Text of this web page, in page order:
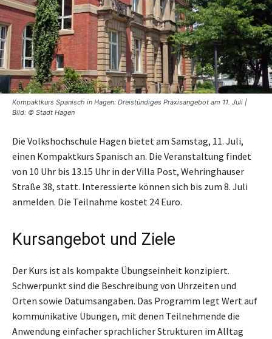
Kompaktkurs Spanisch in Hagen: Dreistündiges Praxisangebot am 11. Juli |
Bild: © Stadt Hagen
Die Volkshochschule Hagen bietet am Samstag, 11. Juli,
einen Kompaktkurs Spanisch an. Die Veranstaltung findet
von 10 Uhr bis 13.15 Uhr in der Villa Post, Wehringhauser
Straße 38, statt. Interessierte können sich bis zum 8. Juli
anmelden. Die Teilnahme kostet 24 Euro.
Kursangebot und Ziele
Der Kurs ist als kompakte Übungseinheit konzipiert.
Schwerpunkt sind die Beschreibung von Uhrzeiten und
Orten sowie Datumsangaben. Das Programm legt Wert auf
kommunikative Übungen, mit denen Teilnehmende die
Anwendung einfacher sprachlicher Strukturen im Alltag